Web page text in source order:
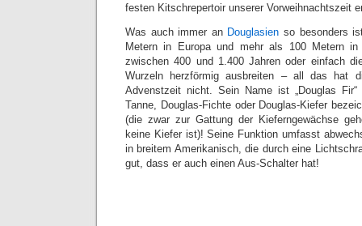
festen Kitschrepertoir unserer Vorweihnachtszeit
Was auch immer an Douglasien so besonders
Metern in Europa und mehr als 100 Metern
zwischen 400 und 1.400 Jahren oder einfach
Wurzeln herzförmig ausbreiten – all das hat
Advenstzeit nicht. Sein Name ist „Douglas
Tanne, Douglas-Fichte oder Douglas-Kiefer
(die zwar zur Gattung der Kieferngewächse
keine Kiefer ist)! Seine Funktion umfasst
in breitem Amerikanisch, die durch eine
gut, dass er auch einen Aus-Schalter hat!